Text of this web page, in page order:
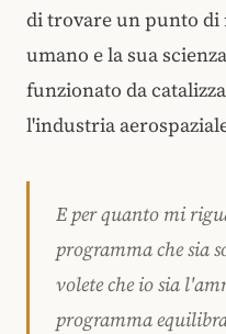
di trovare un punto di
umano e la sua
funzionato da
l'industria
E per quanto mi
programma che sia
volete che io sia
programma